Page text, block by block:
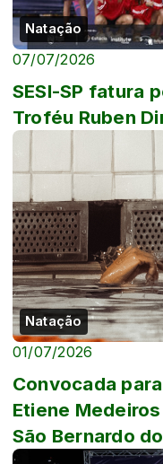
Natação
07/07/2026
SESI-SP fatura
Troféu Ruben
Natação
01/07/2026
Convocada
Etiene
São Bernardo